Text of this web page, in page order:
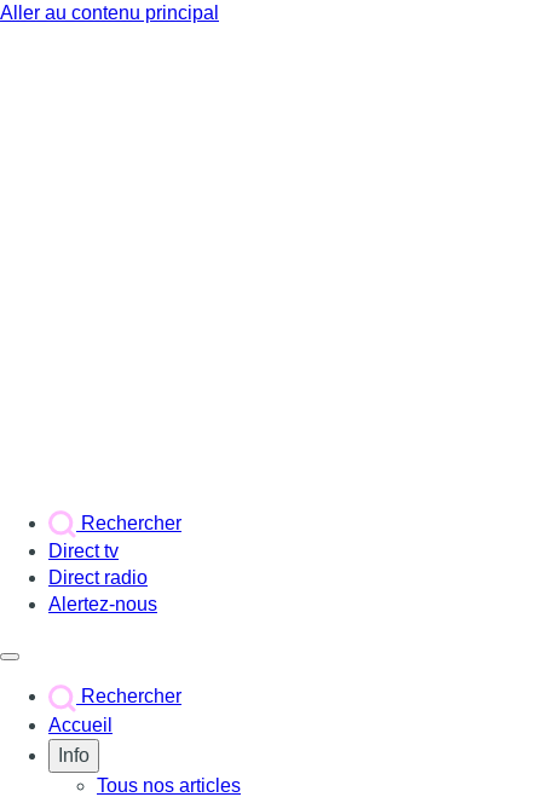
Aller au contenu principal
Rechercher
Direct tv
Direct radio
Alertez-nous
Rechercher
Accueil
Info
Tous nos articles